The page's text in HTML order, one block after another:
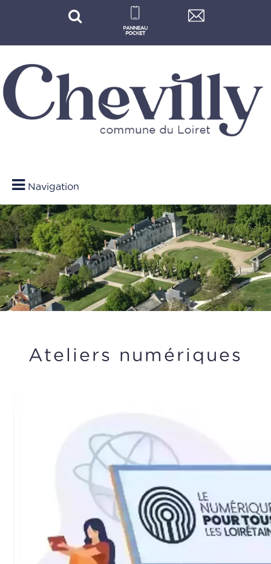
Navigation
Ateliers numériques